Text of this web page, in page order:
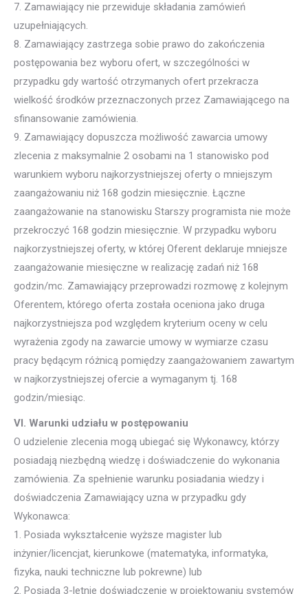
7. Zamawiający nie przewiduje składania zamówień
uzupełniających.
8. Zamawiający zastrzega sobie prawo do zakończenia
postępowania bez wyboru ofert, w szczególności w
przypadku gdy wartość otrzymanych ofert przekracza
wielkość środków przeznaczonych przez Zamawiającego na
sfinansowanie zamówienia.
9. Zamawiający dopuszcza możliwość zawarcia umowy
zlecenia z maksymalnie 2 osobami na 1 stanowisko pod
warunkiem wyboru najkorzystniejszej oferty o mniejszym
zaangażowaniu niż 168 godzin miesięcznie. Łączne
zaangażowanie na stanowisku Starszy programista nie może
przekroczyć 168 godzin miesięcznie. W przypadku wyboru
najkorzystniejszej oferty, w której Oferent deklaruje mniejsze
zaangażowanie miesięczne w realizację zadań niż 168
godzin/mc. Zamawiający przeprowadzi rozmowę z kolejnym
Oferentem, którego oferta została oceniona jako druga
najkorzystniejsza pod względem kryterium oceny w celu
wyrażenia zgody na zawarcie umowy w wymiarze czasu
pracy będącym różnicą pomiędzy zaangażowaniem zawartym
w najkorzystniejszej ofercie a wymaganym tj. 168
godzin/miesiąc.
VI. Warunki udziału w postępowaniu
O udzielenie zlecenia mogą ubiegać się Wykonawcy, którzy
posiadają niezbędną wiedzę i doświadczenie do wykonania
zamówienia. Za spełnienie warunku posiadania wiedzy i
doświadczenia Zamawiający uzna w przypadku gdy
Wykonawca:
1. Posiada wykształcenie wyższe magister lub
inżynier/licencjat, kierunkowe (matematyka, informatyka,
fizyka, nauki techniczne lub pokrewne) lub
2. Posiada 3-letnie doświadczenie w projektowaniu systemów